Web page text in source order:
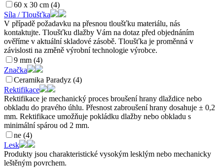
60 x 30 cm (4)
Síla / Tloušťka
V případě požadavku na přesnou tloušťku materiálu, nás
kontaktujte. Tloušťku dlažby Vám na dotaz před objednáním
ověříme v aktuální skladové zásobě. Tloušťka je proměnná v
závislosti na změně výrobní technologie výrobce.
9 mm (4)
Značka
Ceramika Paradyz (4)
Rektifikace
Rektifikace je mechanický proces broušení hrany dlaždice nebo
obkladu do pravého úhlu. Přesnost zabroušení hrany dosahuje ± 0,2
mm. Rektifikace umožňuje pokládku dlažby nebo obkladu s
minimální spárou od 2 mm.
ne (4)
Lesk
Produkty jsou charakteristické vysokým lesklým nebo mechanicky
leštěným povrchem.